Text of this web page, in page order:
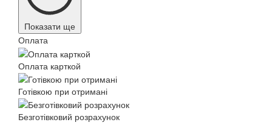
Показати ще
Оплата
Оплата карткой
Готівкою при отримані
Безготівковий розрахунок